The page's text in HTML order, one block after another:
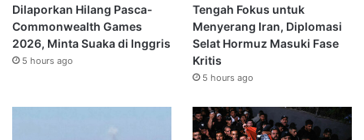
Dilaporkan Hilang Pasca-
Commonwealth Games
2026, Minta Suaka di Inggris
5 hours ago
Tengah Fokus untuk
Menyerang Iran, Diplomasi
Selat Hormuz Masuki Fase
Kritis
5 hours ago